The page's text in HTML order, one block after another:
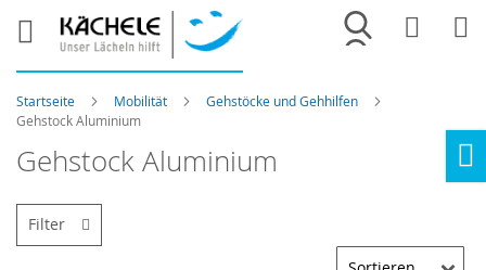
Merkliste
Startseite Mobilität
Gehstöcke und Gehhilfen
Gehstock Aluminium
Gehstock Aluminium
Filter